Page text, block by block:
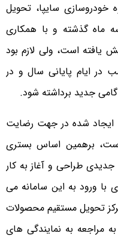
خودروسازی سایپا، تحویل
ماه گذشته و با همکاری
۵۰ درصد افزایش یافته است، ولی لازم بود
در ایام پایانی سال و در
جدید برداشته شود.
ایجاد شده در جهت رضایت
برهمین اساس بستری
جدیدی طراحی و آغاز به کار
با ورود به این سامانه می
تحویل مستقیم محصولات
مراجعه به نمایندگی های